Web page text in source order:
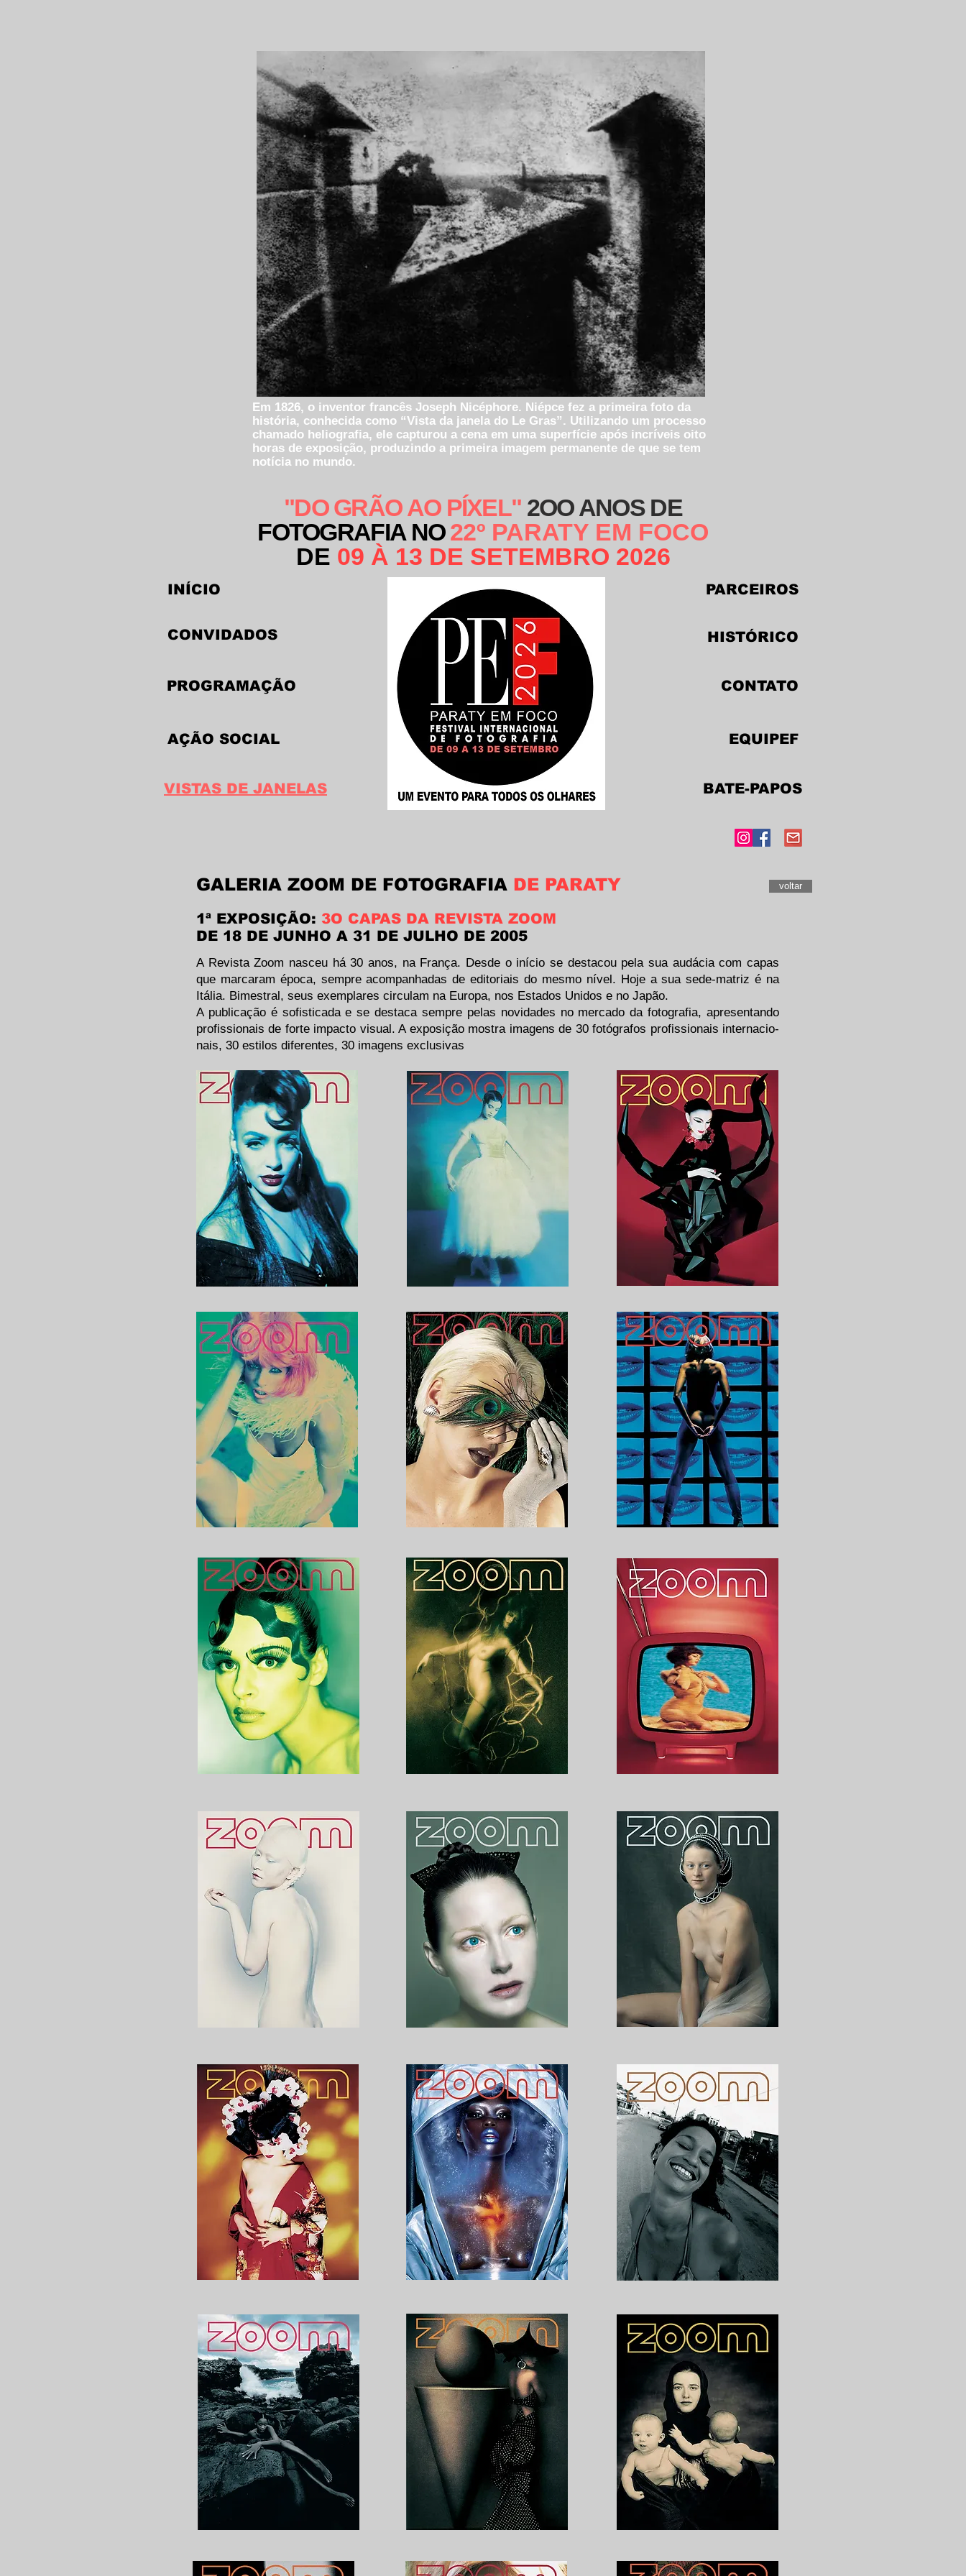
Em 1826, o inventor francês Joseph Nicéphore. Niépce fez a primeira foto da
história, conhecida como “Vista da janela do Le Gras”. Utilizando um processo
chamado heliografia, ele capturou a cena em uma superfície após incríveis oito
horas de exposição, produzindo a primeira imagem permanente de que se tem
notícia no mundo.
"DO GRÃO AO PÍXEL" 2OO ANOS DE
FOTOGRAFIA NO22º PARATY EM FOCO
DE 09 À 13 DE SETEMBRO 2026
INÍCIO PARCEIROS
CONVIDADOS
PROGRAMAÇÃO
HISTÓRICO
CONTATO
AÇÃO SOCIAL
VISTAS DE JANELAS
EQUIPEF
BATE-PAPOS
voltar
GALERIA ZOOM DE FOTOGRAFIA DE PARATY
1ª EXPOSIÇÃO: 3O CAPAS DA REVISTA ZOOM
DE 18 DE JUNHO A 31 DE JULHO DE 2005
A Revista Zoom nasceu há 30 anos, na França. Desde o início se destacou pela sua audácia com capas
que marcaram época, sempre acompanhadas de editoriais do mesmo nível. Hoje a sua sede-matriz é na
Itália. Bimestral, seus exemplares circulam na Europa, nos Estados Unidos e no Japão.
A publicação é sofisticada e se destaca sempre pelas novidades no mercado da fotografia, apresentando
profissionais de forte impacto visual. A exposição mostra imagens de 30 fotógrafos profissionais internacio-
nais, 30 estilos diferentes, 30 imagens exclusivas